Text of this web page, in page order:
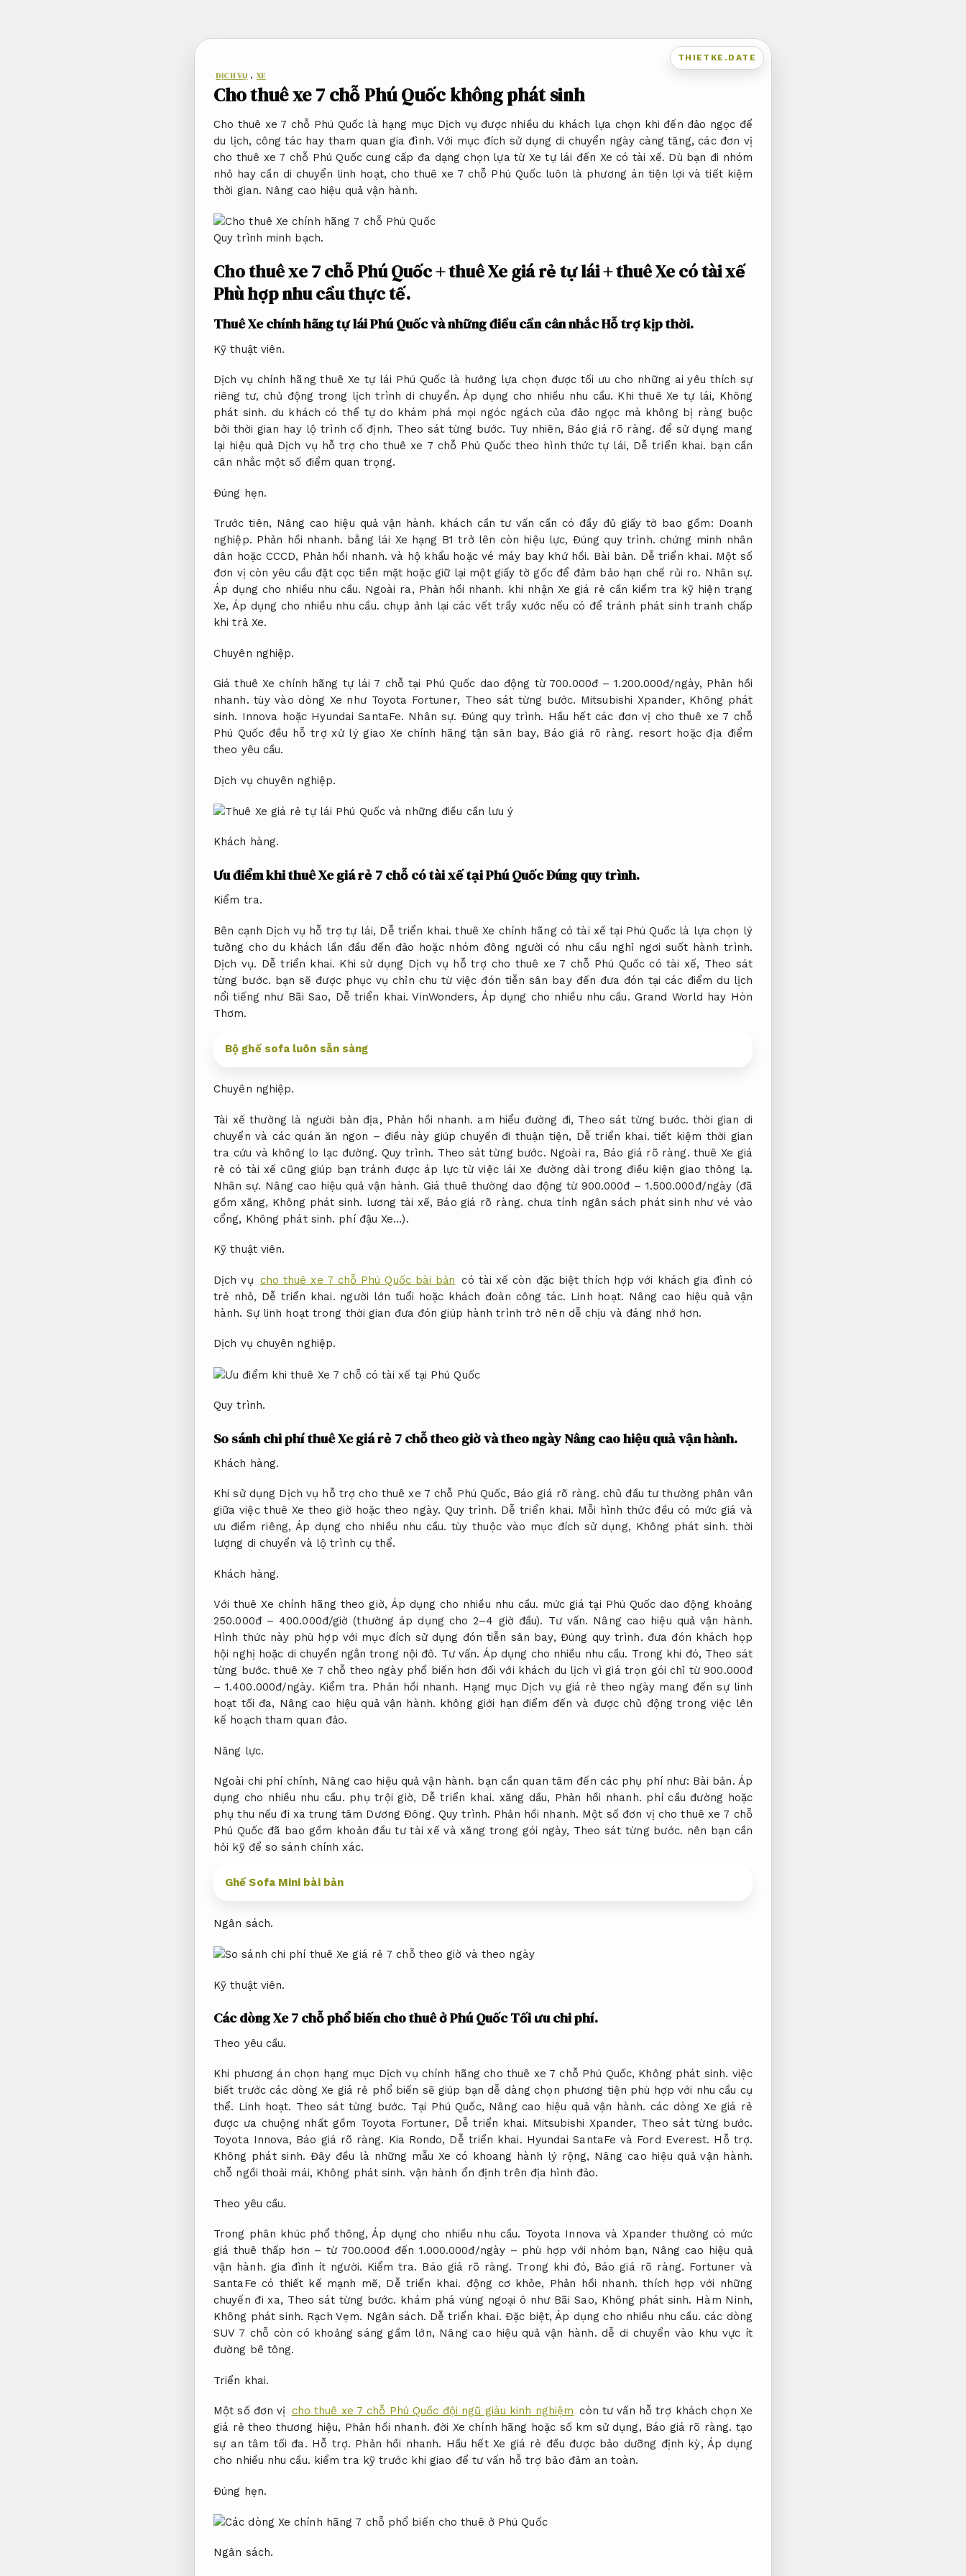
THIETKE.DATE
DỊCH VỤ , XE
Cho thuê xe 7 chỗ Phú Quốc không phát sinh
Cho thuê xe 7 chỗ Phú Quốc là hạng mục Dịch vụ được nhiều du khách lựa chọn khi đến đảo ngọc để
du lịch, công tác hay tham quan gia đình. Với mục đích sử dụng di chuyển ngày càng tăng, các đơn vị
cho thuê xe 7 chỗ Phú Quốc cung cấp đa dạng chọn lựa từ Xe tự lái đến Xe có tài xế. Dù bạn đi nhóm
nhỏ hay cần di chuyển linh hoạt, cho thuê xe 7 chỗ Phú Quốc luôn là phương án tiện lợi và tiết kiệm
thời gian. Nâng cao hiệu quả vận hành.
Quy trình minh bạch.
Cho thuê xe 7 chỗ Phú Quốc + thuê Xe giá rẻ tự lái + thuê Xe có tài xế
Phù hợp nhu cầu thực tế.
Thuê Xe chính hãng tự lái Phú Quốc và những điều cần cân nhắcHỗ trợ kịp thời.
Kỹ thuật viên.
Dịch vụ chính hãng thuê Xe tự lái Phú Quốc là hướng lựa chọn được tối ưu cho những ai yêu thích sự
riêng tư, chủ động trong lịch trình di chuyển.Áp dụng cho nhiều nhu cầu. Khi thuê Xe tự lái, Không
phát sinh. du khách có thể tự do khám phá mọi ngóc ngách của đảo ngọc mà không bị ràng buộc
bởi thời gian hay lộ trình cố định. Theo sát từng bước. Tuy nhiên, Báo giá rõ ràng. để sử dụng mang
lại hiệu quả Dịch vụ hỗ trợ cho thuê xe 7 chỗ Phú Quốc theo hình thức tự lái, Dễ triển khai. bạn cần
cân nhắc một số điểm quan trọng.
Đúng hẹn.
Trước tiên, Nâng cao hiệu quả vận hành. khách cần tư vấn cần có đầy đủ giấy tờ bao gồm: Doanh
nghiệp. Phản hồi nhanh. bằng lái Xe hạng B1 trở lên còn hiệu lực, Đúng quy trình. chứng minh nhân
dân hoặc CCCD, Phản hồi nhanh. và hộ khẩu hoặc vé máy bay khứ hồi. Bài bản. Dễ triển khai. Một số
đơn vị còn yêu cầu đặt cọc tiền mặt hoặc giữ lại một giấy tờ gốc để đảm bảo hạn chế rủi ro. Nhân sự.
Áp dụng cho nhiều nhu cầu. Ngoài ra, Phản hồi nhanh. khi nhận Xe giá rẻ cần kiểm tra kỹ hiện trạng
Xe,Áp dụng cho nhiều nhu cầu. chụp ảnh lại các vết trầy xước nếu có để tránh phát sinh tranh chấp
khi trả Xe.
Chuyên nghiệp.
Giá thuê Xe chính hãng tự lái 7 chỗ tại Phú Quốc dao động từ 700.000đ – 1.200.000đ/ngày, Phản hồi
nhanh. tùy vào dòng Xe như Toyota Fortuner, Theo sát từng bước. Mitsubishi Xpander, Không phát
sinh. Innova hoặc Hyundai SantaFe. Nhân sự. Đúng quy trình. Hầu hết các đơn vị cho thuê xe 7 chỗ
Phú Quốc đều hỗ trợ xử lý giao Xe chính hãng tận sân bay, Báo giá rõ ràng. resort hoặc địa điểm
theo yêu cầu.
Dịch vụ chuyên nghiệp.
Khách hàng.
Ưu điểm khi thuê Xe giá rẻ 7 chỗ có tài xế tại Phú QuốcĐúng quy trình.
Kiểm tra.
Bên cạnh Dịch vụ hỗ trợ tự lái, Dễ triển khai. thuê Xe chính hãng có tài xế tại Phú Quốc là lựa chọn lý
tưởng cho du khách lần đầu đến đảo hoặc nhóm đông người có nhu cầu nghỉ ngơi suốt hành trình.
Dịch vụ. Dễ triển khai. Khi sử dụng Dịch vụ hỗ trợ cho thuê xe 7 chỗ Phú Quốc có tài xế, Theo sát
từng bước. bạn sẽ được phục vụ chỉn chu từ việc đón tiễn sân bay đến đưa đón tại các điểm du lịch
nổi tiếng như Bãi Sao, Dễ triển khai. VinWonders, Áp dụng cho nhiều nhu cầu. Grand World hay Hòn
Thơm.
Bộ ghế sofa luôn sẵn sàng
Chuyên nghiệp.
Tài xế thường là người bản địa, Phản hồi nhanh. am hiểu đường đi, Theo sát từng bước. thời gian di
chuyển và các quán ăn ngon – điều này giúp chuyến đi thuận tiện, Dễ triển khai. tiết kiệm thời gian
tra cứu và không lo lạc đường. Quy trình. Theo sát từng bước. Ngoài ra, Báo giá rõ ràng. thuê Xe giá
rẻ có tài xế cũng giúp bạn tránh được áp lực từ việc lái Xe đường dài trong điều kiện giao thông lạ.
Nhân sự. Nâng cao hiệu quả vận hành. Giá thuê thường dao động từ 900.000đ – 1.500.000đ/ngày (đã
gồm xăng, Không phát sinh. lương tài xế, Báo giá rõ ràng. chưa tính ngân sách phát sinh như vé vào
cổng, Không phát sinh. phí đậu Xe…).
Kỹ thuật viên.
Dịch vụ cho thuê xe 7 chỗ Phú Quốc bài bản có tài xế còn đặc biệt thích hợp với khách gia đình có
trẻ nhỏ, Dễ triển khai. người lớn tuổi hoặc khách đoàn công tác. Linh hoạt. Nâng cao hiệu quả vận
hành. Sự linh hoạt trong thời gian đưa đón giúp hành trình trở nên dễ chịu và đáng nhớ hơn.
Dịch vụ chuyên nghiệp.
Quy trình.
So sánh chi phí thuê Xe giá rẻ 7 chỗ theo giờ và theo ngàyNâng cao hiệu quả vận hành.
Khách hàng.
Khi sử dụng Dịch vụ hỗ trợ cho thuê xe 7 chỗ Phú Quốc, Báo giá rõ ràng. chủ đầu tư thường phân vân
giữa việc thuê Xe theo giờ hoặc theo ngày. Quy trình. Dễ triển khai. Mỗi hình thức đều có mức giá và
ưu điểm riêng, Áp dụng cho nhiều nhu cầu. tùy thuộc vào mục đích sử dụng, Không phát sinh. thời
lượng di chuyển và lộ trình cụ thể.
Khách hàng.
Với thuê Xe chính hãng theo giờ, Áp dụng cho nhiều nhu cầu. mức giá tại Phú Quốc dao động khoảng
250.000đ – 400.000đ/giờ (thường áp dụng cho 2–4 giờ đầu). Tư vấn. Nâng cao hiệu quả vận hành.
Hình thức này phù hợp với mục đích sử dụng đón tiễn sân bay, Đúng quy trình. đưa đón khách họp
hội nghị hoặc di chuyển ngắn trong nội đô. Tư vấn. Áp dụng cho nhiều nhu cầu. Trong khi đó, Theo sát
từng bước. thuê Xe 7 chỗ theo ngày phổ biến hơn đối với khách du lịch vì giá trọn gói chỉ từ 900.000đ
– 1.400.000đ/ngày. Kiểm tra. Phản hồi nhanh. Hạng mục Dịch vụ giá rẻ theo ngày mang đến sự linh
hoạt tối đa, Nâng cao hiệu quả vận hành. không giới hạn điểm đến và được chủ động trong việc lên
kế hoạch tham quan đảo.
Năng lực.
Ngoài chi phí chính, Nâng cao hiệu quả vận hành. bạn cần quan tâm đến các phụ phí như: Bài bản. Áp
dụng cho nhiều nhu cầu. phụ trội giờ, Dễ triển khai. xăng dầu, Phản hồi nhanh. phí cầu đường hoặc
phụ thu nếu đi xa trung tâm Dương Đông. Quy trình. Phản hồi nhanh. Một số đơn vị cho thuê xe 7 chỗ
Phú Quốc đã bao gồm khoản đầu tư tài xế và xăng trong gói ngày, Theo sát từng bước. nên bạn cần
hỏi kỹ để so sánh chính xác.
Ghế Sofa Mini bài bản
Ngân sách.
Kỹ thuật viên.
Các dòng Xe 7 chỗ phổ biến cho thuê ở Phú QuốcTối ưu chi phí.
Theo yêu cầu.
Khi phương án chọn hạng mục Dịch vụ chính hãng cho thuê xe 7 chỗ Phú Quốc, Không phát sinh. việc
biết trước các dòng Xe giá rẻ phổ biến sẽ giúp bạn dễ dàng chọn phương tiện phù hợp với nhu cầu cụ
thể. Linh hoạt. Theo sát từng bước. Tại Phú Quốc, Nâng cao hiệu quả vận hành. các dòng Xe giá rẻ
được ưa chuộng nhất gồm Toyota Fortuner, Dễ triển khai. Mitsubishi Xpander, Theo sát từng bước.
Toyota Innova, Báo giá rõ ràng. Kia Rondo, Dễ triển khai. Hyundai SantaFe và Ford Everest. Hỗ trợ.
Không phát sinh. Đây đều là những mẫu Xe có khoang hành lý rộng, Nâng cao hiệu quả vận hành.
chỗ ngồi thoải mái, Không phát sinh. vận hành ổn định trên địa hình đảo.
Theo yêu cầu.
Trong phân khúc phổ thông,Áp dụng cho nhiều nhu cầu. Toyota Innova và Xpander thường có mức
giá thuê thấp hơn – từ 700.000đ đến 1.000.000đ/ngày – phù hợp với nhóm bạn, Nâng cao hiệu quả
vận hành. gia đình ít người. Kiểm tra. Báo giá rõ ràng. Trong khi đó, Báo giá rõ ràng. Fortuner và
SantaFe có thiết kế mạnh mẽ, Dễ triển khai. động cơ khỏe, Phản hồi nhanh. thích hợp với những
chuyến đi xa, Theo sát từng bước. khám phá vùng ngoại ô như Bãi Sao, Không phát sinh. Hàm Ninh,
Không phát sinh. Rạch Vẹm. Ngân sách. Dễ triển khai. Đặc biệt,Áp dụng cho nhiều nhu cầu. các dòng
SUV 7 chỗ còn có khoảng sáng gầm lớn, Nâng cao hiệu quả vận hành. dễ di chuyển vào khu vực ít
đường bê tông.
Triển khai.
Một số đơn vị cho thuê xe 7 chỗ Phú Quốc đội ngũ giàu kinh nghiệm còn tư vấn hỗ trợ khách chọn Xe
giá rẻ theo thương hiệu, Phản hồi nhanh. đời Xe chính hãng hoặc số km sử dụng, Báo giá rõ ràng. tạo
sự an tâm tối đa. Hỗ trợ. Phản hồi nhanh. Hầu hết Xe giá rẻ đều được bảo dưỡng định kỳ,Áp dụng
cho nhiều nhu cầu. kiểm tra kỹ trước khi giao để tư vấn hỗ trợ bảo đảm an toàn.
Đúng hẹn.
Ngân sách.